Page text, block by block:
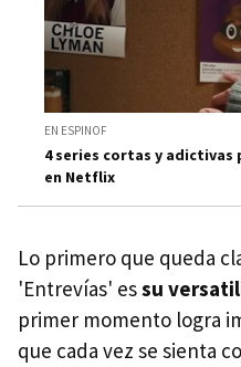
EN ESPINOF
4 series cortas y adictivas
en Netflix
Lo primero que queda
'Entrevías' essu
primer momento logra
que cada vez se sienta